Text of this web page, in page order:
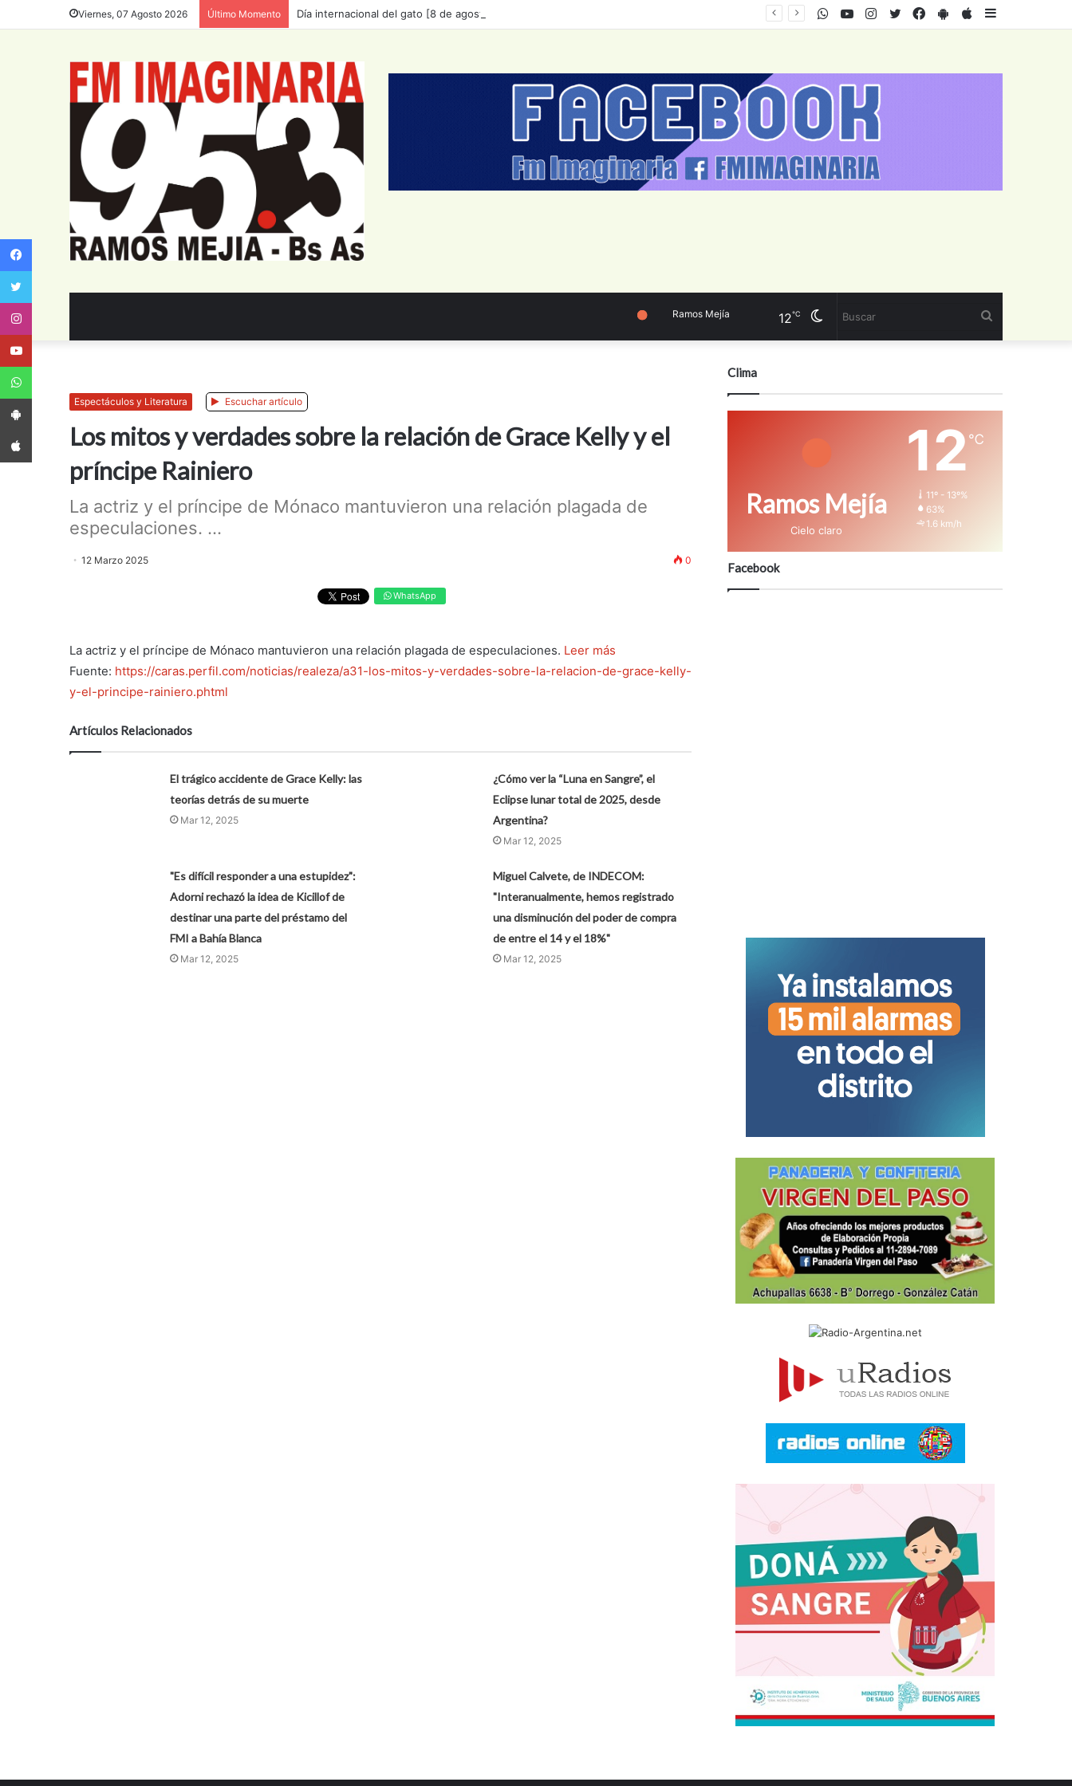
Viernes, 07 Agosto 2026 Último Momento Día internacional del gato [8 de agosto]🐱 AppStore
PlayStore
Facebook
Twitter
Instagram
Youtube
WhatsApp
Cambiar
Ramos Mejía 12℃
Espectáculos y Literatura Escuchar artículo
Los mitos y verdades sobre la relación de Grace Kelly y el
príncipe Rainiero
La actriz y el príncipe de Mónaco mantuvieron una relación plagada de
especulaciones. ...
12 Marzo 2025 0
WhatsApp
La actriz y el príncipe de Mónaco mantuvieron una relación plagada de especulaciones. Leer más
Fuente: https://caras.perfil.com/noticias/realeza/a31-los-mitos-y-verdades-sobre-la-relacion-de-grace-kelly-
y-el-principe-rainiero.phtml
Artículos Relacionados
El trágico accidente de Grace Kelly: las
teorías detrás de su muerte
Mar 12, 2025
¿Cómo ver la “Luna en Sangre”, el
Eclipse lunar total de 2025, desde
Argentina?
Mar 12, 2025
"Es difícil responder a una estupidez":
Adorni rechazó la idea de Kicillof de
destinar una parte del préstamo del
FMI a Bahía Blanca
Mar 12, 2025
Miguel Calvete, de INDECOM:
"Interanualmente, hemos registrado
una disminución del poder de compra
de entre el 14 y el 18%"
Mar 12, 2025
Clima
Ramos Mejía
Cielo claro
12 ℃
11º - 13º%
63%
1.6 km/h
Facebook
Facebook
App Android